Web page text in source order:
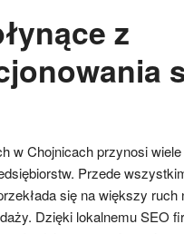
z
w Chojnicach przynosi
Przede
się na większy ruch
Dzięki lokalnemu SEO